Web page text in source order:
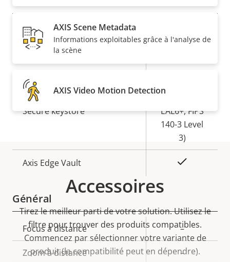
Description
de la
Valeur de
la
SE signé
Secure keystore
EAL6+, FIPS
140-3 Level
3)
Axis Edge Vault
Général
Description
de la
propriété
Valeur de
la
propriété
Focus à distance –
Zoom à distance –
AXIS Scene Metadata
Informations exploitables grâce à l'analyse de
la scène
AXIS Video Motion Detection
Accessoires
Tirez le meilleur parti de votre solution. Utilisez le
filtre pour trouver des produits compatibles.
Commencez par sélectionner votre variante de
produit (la compatibilité peut en dépendre).